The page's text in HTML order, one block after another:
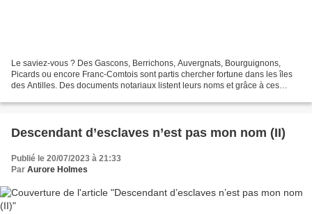
Le saviez-vous ? Des Gascons, Berrichons, Auvergnats, Bourguignons,
Picards ou encore Franc-Comtois sont partis chercher fortune dans les îles
des Antilles. Des documents notariaux listent leurs noms et grâce à ces
Descendant d’esclaves n’est pas mon nom (II)
Publié le 20/07/2023 à 21:33
Par Aurore Holmes